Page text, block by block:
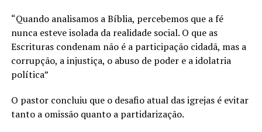
“Quando analisamos a Bíblia, percebemos que a fé
nunca esteve isolada da realidade social. O que as
Escrituras condenam não é a participação cidadã, mas a
corrupção, a injustiça, o abuso de poder e a idolatria
política”
O pastor concluiu que o desafio atual das igrejas é evitar
tanto a omissão quanto a partidarização.